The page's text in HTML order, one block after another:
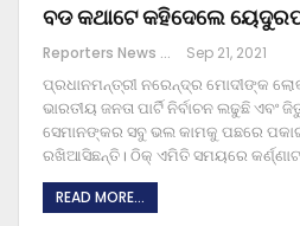
ବଡ କଥାଟେ କହିଦେଲେ
Reporters News Agency Sep 21, 2021
ପ୍ରଧାନମନ୍ତ୍ରୀ ନରେନ୍ଦ୍ର ମୋଦୀଙ୍କ
ଭାରତୀୟ ଜନତା ପାର୍ଟି ନିର୍ବାଚନ ଲଢୁଛି ଏବଂ
ସେମାନଙ୍କର ସବୁ ଭଲ କାମକୁ ପଛରେ
ରଖିଆସିଛନ୍ତି। ଠିକ୍ ଏମିତି ସମୟରେ
READ MORE...